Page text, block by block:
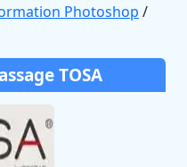
Photoshop /
TOSA